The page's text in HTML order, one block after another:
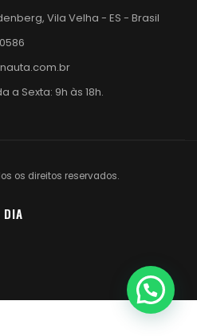
Vila Velha - ES - Brasil
a Sexta: 9h às 18h.
os direitos reservados.
DIA